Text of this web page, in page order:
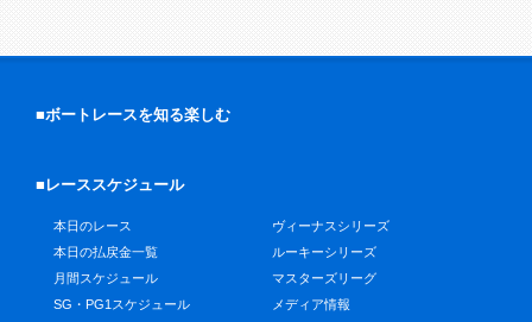
■ボートレースを知る楽しむ
■レーススケジュール
本日のレース
本日の払戻金一覧
月間スケジュール
SG・PG1スケジュール
ヴィーナスシリーズ
ルーキーシリーズ
マスターズリーグ
メディア情報